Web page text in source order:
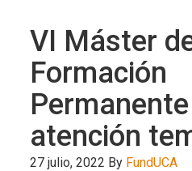
VI Máster
Formación
atención
27 julio, 2022 By FundUCA